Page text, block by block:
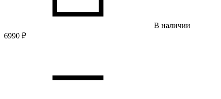
В наличии
6990 ₽